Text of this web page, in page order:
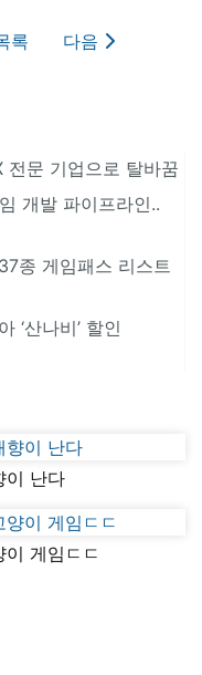
록 다음
전문 기업으로 탈바꿈
개발 파이프라인..
종 게임패스 리스트
‘산나비’ 할인
이 난다
게임ㄷㄷ